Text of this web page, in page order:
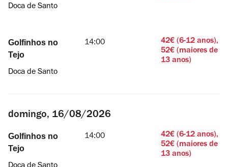
Doca de Santo
sábado,
15/08/2026
Golfinhos no
Tejo
Doca de Santo
14:00
42€ (6-12 anos),
52€ (maiores de
13 anos)
domingo, 16/08/2026
Golfinhos no
Tejo
14:00
42€ (6-12 anos),
52€ (maiores de
13 anos)